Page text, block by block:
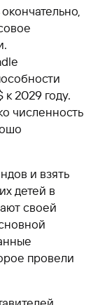
к 2029 году.
численность
и взять
детей в
своей
провели